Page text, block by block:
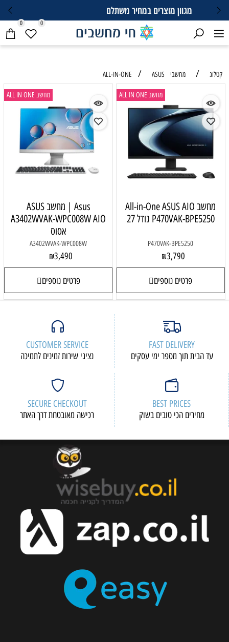
במחיר משתלם לייעוץ
0 0
קטלוג / מחשבי ALL-IN-ONE / ASUS
מחשב ALL IN ONE
מחשב All-in-One ASUS AIO
P470VAK-BPE5250 גודל 27
P470VAK-BPE5250
₪3,790
פרטים נוספים
מחשב ALL IN ONE
Asus | מחשב ASUS
A3402WVAK-WPC008W AIO
אסוס
A3402WVAK-WPC008W
₪3,490
פרטים נוספים
FAST DELIVERY
עד הבית תוך מספר ימי עסקים
CUSTOMER SERVICE
נציגי שירות זמינים לתמיכה
BEST PRICES
מחירים הכי טובים בשוק
SECURE CHECKOUT
רכישה מאובטחת דרך האתר